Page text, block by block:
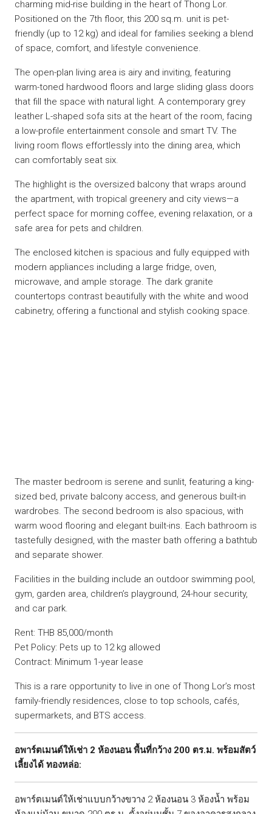
charming mid-rise building in the heart of Thong Lor.
Positioned on the 7th floor, this 200 sq.m. unit is pet-
friendly (up to 12 kg) and ideal for families seeking a blend
of space, comfort, and lifestyle convenience.
The open-plan living area is airy and inviting, featuring
warm-toned hardwood floors and large sliding glass doors
that fill the space with natural light. A contemporary grey
leather L-shaped sofa sits at the heart of the room, facing
a low-profile entertainment console and smart TV. The
living room flows effortlessly into the dining area, which
can comfortably seat six.
The highlight is the oversized balcony that wraps around
the apartment, with tropical greenery and city views—a
perfect space for morning coffee, evening relaxation, or a
safe area for pets and children.
The enclosed kitchen is spacious and fully equipped with
modern appliances including a large fridge, oven,
microwave, and ample storage. The dark granite
countertops contrast beautifully with the white and wood
cabinetry, offering a functional and stylish cooking space.
The master bedroom is serene and sunlit, featuring a king-
sized bed, private balcony access, and generous built-in
wardrobes. The second bedroom is also spacious, with
warm wood flooring and elegant built-ins. Each bathroom is
tastefully designed, with the master bath offering a bathtub
and separate shower.
Facilities in the building include an outdoor swimming pool,
gym, garden area, children’s playground, 24-hour security,
and car park.
Rent: THB 85,000/month
Pet Policy: Pets up to 12 kg allowed
Contract: Minimum 1-year lease
This is a rare opportunity to live in one of Thong Lor’s most
family-friendly residences, close to top schools, cafés,
supermarkets, and BTS access.
อพาร์ตเมนต์ให้เช่า 2 ห้องนอน พื้นที่กว้าง 200 ตร.ม. พร้อมสัตว์
เลี้ยงได้ ทองหล่อ:
อพาร์ตเมนต์ให้เช่าแบบกว้างขวาง 2 ห้องนอน 3 ห้องน้ำ พร้อม